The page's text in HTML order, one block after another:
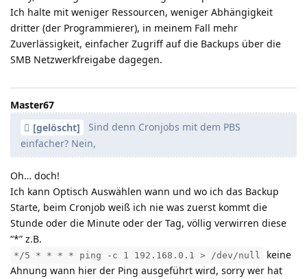
Ich halte mit weniger Ressourcen, weniger Abhängigkeit
dritter (der Programmierer), in meinem Fall mehr
Zuverlässigkeit, einfacher Zugriff auf die Backups über die
SMB Netzwerkfreigabe dagegen.
Master67
[gelöscht]
Sind denn Cronjobs mit dem PBS
einfacher? Nein,
Oh… doch!
Ich kann Optisch Auswählen wann und wo ich das Backup
Starte, beim Cronjob weiß ich nie was zuerst kommt die
Stunde oder die Minute oder der Tag, völlig verwirren diese
“*” z.B.
*/5 * * * * ping -c 1 192.168.0.1 > /dev/null
keine
Ahnung wann hier der Ping ausgeführt wird, sorry wer hat